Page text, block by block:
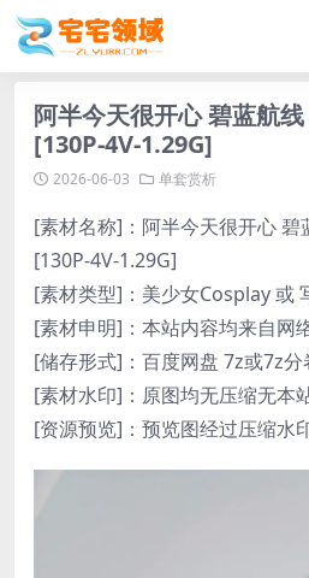
阿半今天很开心 碧蓝航
[130P-4V-1.29G]
2026-06-03 单套赏析
[素材名称]：阿半今天很开心 碧
[130P-4V-1.29G]
[素材类型]：美少女Cosplay 或
[素材申明]：本站内容均来自网
[储存形式]：百度网盘 7z或7z
[素材水印]：原图均无压缩无本
[资源预览]：预览图经过压缩水